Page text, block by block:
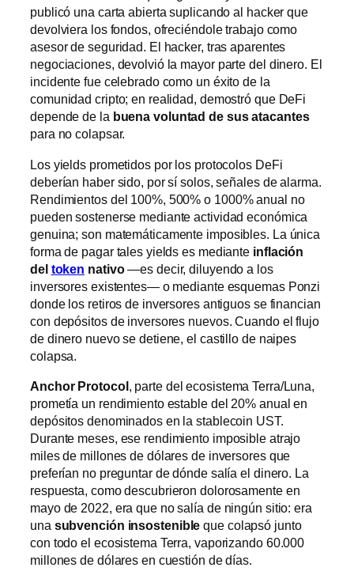
publicó una carta abierta suplicando al hacker que
devolviera los fondos, ofreciéndole trabajo como
asesor de seguridad. El hacker, tras aparentes
negociaciones, devolvió la mayor parte del dinero. El
incidente fue celebrado como un éxito de la
comunidad cripto; en realidad, demostró que DeFi
depende de la buena voluntad de sus atacantes
para no colapsar.
Los yields prometidos por los protocolos DeFi
deberían haber sido, por sí solos, señales de alarma.
Rendimientos del 100%, 500% o 1000% anual no
pueden sostenerse mediante actividad económica
genuina; son matemáticamente imposibles. La única
forma de pagar tales yields es mediante inflación
del token nativo—es decir, diluyendo a los
inversores existentes— o mediante esquemas Ponzi
donde los retiros de inversores antiguos se financian
con depósitos de inversores nuevos. Cuando el flujo
de dinero nuevo se detiene, el castillo de naipes
colapsa.
Anchor Protocol, parte del ecosistema Terra/Luna,
prometía un rendimiento estable del 20% anual en
depósitos denominados en la stablecoin UST.
Durante meses, ese rendimiento imposible atrajo
miles de millones de dólares de inversores que
preferían no preguntar de dónde salía el dinero. La
respuesta, como descubrieron dolorosamente en
mayo de 2022, era que no salía de ningún sitio: era
una subvención insostenible que colapsó junto
con todo el ecosistema Terra, vaporizando 60.000
millones de dólares en cuestión de días.